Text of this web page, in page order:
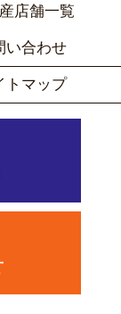
店舗一覧
い合わせ
トマップ